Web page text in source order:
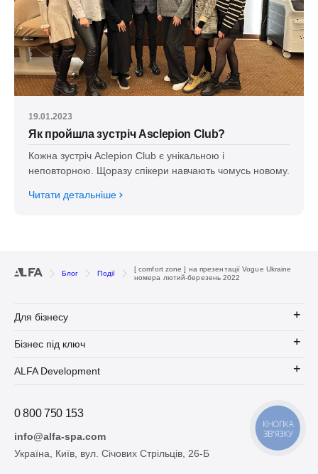
19.01.2023
Як пройшла зустріч Asclepion Club?
Кожна зустріч Aclepion Club є унікальною і
неповторною. Щоразу спікери навчають чомусь новому.
Читати детальніше
Блог Події
[ comfort zone ] на презентації Vogue Ukraine
номера лютий-березень 2022
Для бізнесу
Бізнес під ключ
ALFA Development
0 800 750 153
info@alfa-spa.com
Україна, Київ, вул. Січових Стрільців, 26-Б
КНОПКА
ЗВ'ЯЗКУ